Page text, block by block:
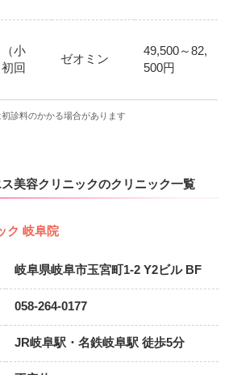
小
回
ゼオミン
49,500～82,
500円
診料のかかる場合があります
美容クリニックのクリニック一覧
ク 岐阜院
岐阜県岐阜市玉宮町1-2 Y2ビル BF
058-264-0177
JR岐阜駅・名鉄岐阜駅 徒歩5分